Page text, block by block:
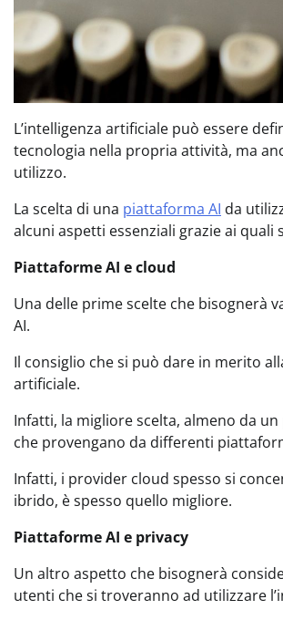
L’intelligenza artificiale può essere
tecnologia nella propria attività, ma
utilizzo.
La scelta di una piattaforma AI da
alcuni aspetti essenziali grazie ai
Piattaforme AI e cloud
Una delle prime scelte che bisognerà
AI.
Il consiglio che si può dare in merito
artificiale.
Infatti, la migliore scelta, almeno da
che provengano da differenti
Infatti, i provider cloud spesso si
ibrido, è spesso quello migliore.
Piattaforme AI e privacy
Un altro aspetto che bisognerà
utenti che si troveranno ad utilizzare